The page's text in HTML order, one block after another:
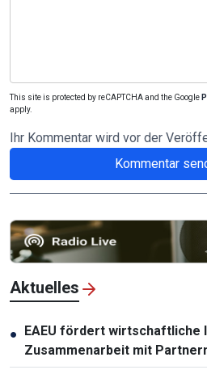
This site is protected by reCAPTCHA and the Google
apply.
Ihr Kommentar wird vor der
Kommentar
Aktuelles
● EAEU fördert wirtschaftliche
Zusammenarbeit mit